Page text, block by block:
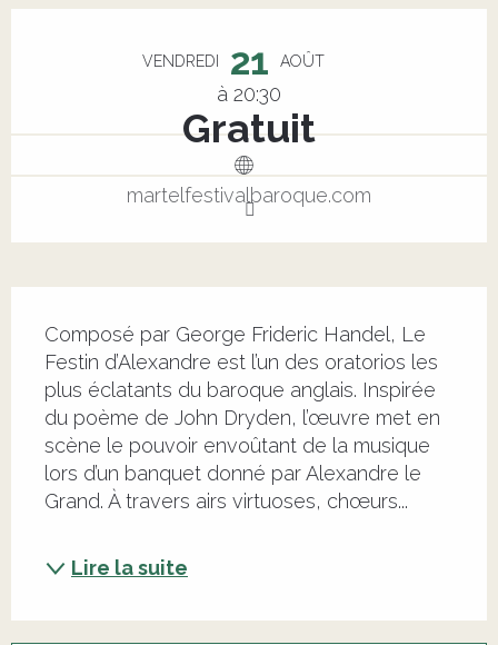
VENDREDI 21 AOÛT
à 20:30
Gratuit
martelfestivalbaroque.com
Composé par George Frideric Handel, Le
Festin d’Alexandre est l’un des oratorios les
plus éclatants du baroque anglais. Inspirée
du poème de John Dryden, l’œuvre met en
scène le pouvoir envoûtant de la musique
lors d’un banquet donné par Alexandre le
Grand. À travers airs virtuoses, chœurs...
Lire la suite